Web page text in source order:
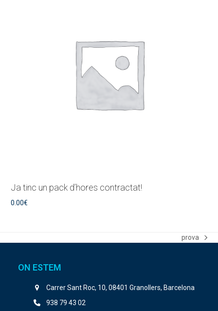
Ja tinc un pack d’hores contractat!
0.00€
next
prova
ON ESTEM
Carrer Sant Roc, 10, 08401 Granollers, Barcelona
938 79 43 02